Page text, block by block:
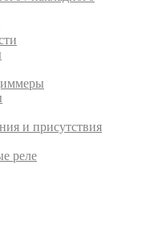
и присутствия
реле